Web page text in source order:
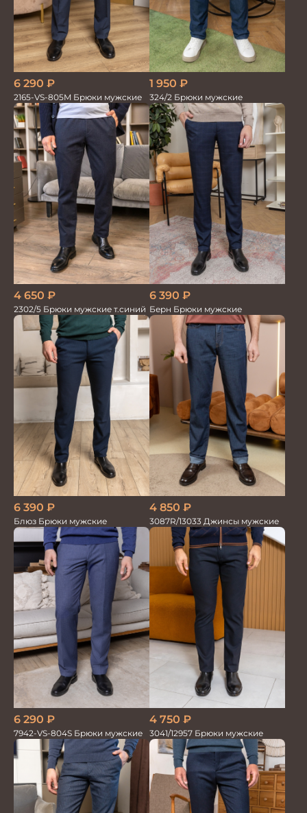
6 290 ₽
2165-VS-805M Брюки мужские
1 950 ₽
324/2 Брюки мужские
4 650 ₽
2302/5 Брюки мужские т.синий
6 390 ₽
Берн Брюки мужские
6 390 ₽
Блюз Брюки мужские
4 850 ₽
3087R/13033 Джинсы мужские
6 290 ₽
7942-VS-804S Брюки мужские
4 750 ₽
3041/12957 Брюки мужские